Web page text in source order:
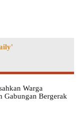
Warga
Gabungan Bergerak